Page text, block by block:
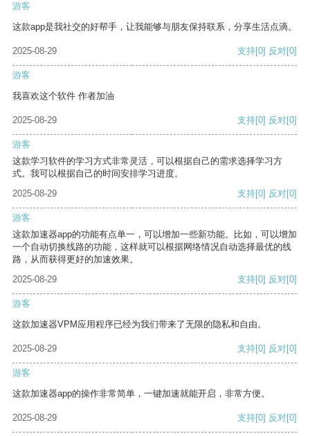
游客
这款app是我社交的好帮手，让我能够与朋友保持联系，分享生活点滴。
2025-08-29 支持[0] 反对[0]
游客
我喜欢这个软件 作者加油
2025-08-29 支持[0] 反对[0]
游客
这款学习软件的学习方式非常灵活，可以根据自己的需求选择学习方
式。我可以根据自己的时间安排学习进度。
2025-08-29
支持[0] 反对[0]
游客
这款加速器app的功能有点单一，可以增加一些新功能。比如，可以增加
一个自动切换线路的功能，这样就可以根据网络情况自动选择最优的线
路，从而获得更好的加速效果。
2025-08-29
支持[0] 反对[0]
游客
这款加速器VPM应用程序已经为我们带来了无限的隐私和自由。
2025-08-29 支持[0] 反对[0]
游客
这款加速器app的操作非常简单，一键加速就能开启，非常方便。
2025-08-29 支持[0] 反对[0]